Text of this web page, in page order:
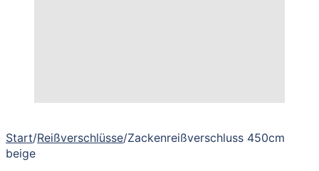
Start/Reißverschlüsse/Zackenreißverschluss 450cm
beige